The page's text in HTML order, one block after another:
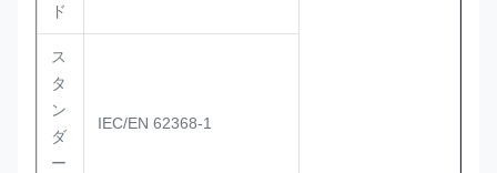
ド
ス
タ
ン
ダ
ー
IEC/EN 62368-1